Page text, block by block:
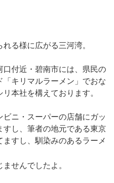
る様に広がる三河湾。
付近・碧南市には、県民の
キリマルラーメン」でおな
リ本社を構えております。
ニ・スーパーの店舗にガッ
し、筆者の地元である東京
すし、馴染みのあるラーメ
せんでしたよ。